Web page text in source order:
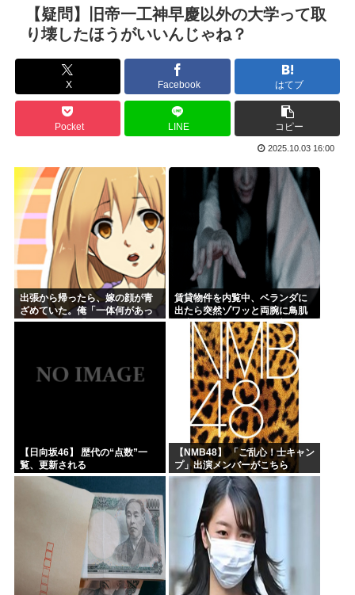
韓国人「大韓航空の熊本地震飲料水支援に対する日本人の反応...
【衝撃】 韓国人「170cmの日本人、40cmデカい相手...
ワンピースの「世界に5種しかない飛行能力」発言の謎が遂に...
米農家「60kg作って1万8000円…コストは2万以上…...
井口裕香さん、「ケツ鍛えるより演技力鍛えろよ」とアニメフ...
氷河期世代『ルッキズムが一番酷かったのは00年代、こうい...
海外「日本なんて行くんじゃなかった…」 日本を知ってしま...
ちいかわ映画見てきたんやがバッドエンドすぎん？
熊本県民「俺たち逆らわねえだぁ！自民党様に従いますだぁ！...
お絵描きAIくん、読む本が決まらない、可愛い女の子も作れ...
お前らお盆の準備をしたか？国父安倍晋三が天国から帰ってく...
【疑問】旧帝一工神早慶以外の大学って取
り壊したほうがいいんじゃね？
X Facebook はてブ
Pocket LINE コピー
2025.10.03 16:00
出張から帰ったら、嫁の顔が青
ざめていた。俺「一体何があっ
たんだ？」嫁「…」→子供たち
賃貸物件を内覧中、ベランダに
出たら突然ゾワッと両腕に鳥肌
が出た。「やっぱりこの部屋嫌
だ」と思った瞬間、体が前にド
ンッと突き飛ばされて…
【日向坂46】 歴代の“点数”一
覧、更新される
【NMB48】 「ご乱心！士キャン
プ」出演メンバーがこちら